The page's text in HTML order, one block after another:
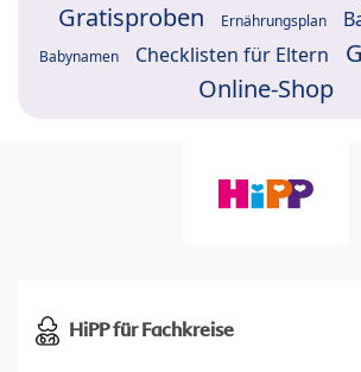
Gratisproben Ernährungsplan
Babynamen Checklisten für Eltern
Online-Shop
HiPP für Fachkreise